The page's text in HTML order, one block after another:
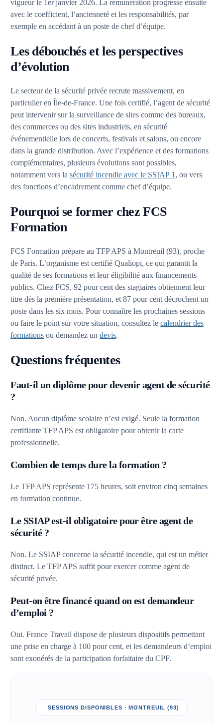
vigueur le 1er janvier 2026. La rémunération progresse ensuite
avec le coefficient, l’ancienneté et les responsabilités, par
exemple en accédant à un poste de chef d’équipe.
Les débouchés et les perspectives
d’évolution
Le secteur de la sécurité privée recrute massivement, en
particulier en Île-de-France. Une fois certifié, l’agent de sécurité
peut intervenir sur la surveillance de sites comme des bureaux,
des commerces ou des sites industriels, en sécurité
événementielle lors de concerts, festivals et salons, ou encore
dans la grande distribution. Avec l’expérience et des formations
complémentaires, plusieurs évolutions sont possibles,
notamment vers lasécurité incendie avec le SSIAP 1 , ou vers
des fonctions d’encadrement comme chef d’équipe.
Pourquoi se former chez FCS
Formation
FCS Formation prépare au TFP APS à Montreuil (93), proche
de Paris. L’organisme est certifié Qualiopi, ce qui garantit la
qualité de ses formations et leur éligibilité aux financements
publics. Chez FCS, 92 pour cent des stagiaires obtiennent leur
titre dès la première présentation, et 87 pour cent décrochent un
poste dans les six mois. Pour connaître les prochaines sessions
ou faire le point sur votre situation, consultez lecalendrier des
formations ou demandez undevis.
Questions fréquentes
Faut-il un diplôme pour devenir agent de sécurité
?
Non. Aucun diplôme scolaire n’est exigé. Seule la formation
certifiante TFP APS est obligatoire pour obtenir la carte
professionnelle.
Combien de temps dure la formation ?
Le TFP APS représente 175 heures, soit environ cinq semaines
en formation continue.
Le SSIAP est-il obligatoire pour être agent de
sécurité ?
Non. Le SSIAP concerne la sécurité incendie, qui est un métier
distinct. Le TFP APS suffit pour exercer comme agent de
sécurité privée.
Peut-on être financé quand on est demandeur
d’emploi ?
Oui. France Travail dispose de plusieurs dispositifs permettant
une prise en charge à 100 pour cent, et les demandeurs d’emploi
sont exonérés de la participation forfaitaire du CPF.
SESSIONS DISPONIBLES · MONTREUIL (93)